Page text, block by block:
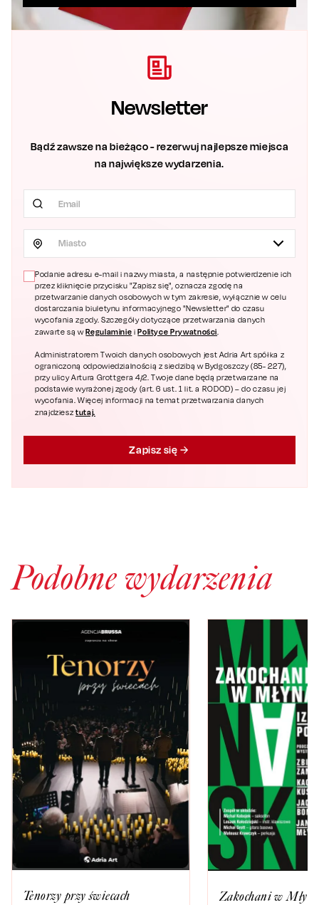
Newsletter
Bądź zawsze na bieżąco - rezerwuj najlepsze miejsca
na największe wydarzenia.
Miasto
Podanie adresu e-mail i nazwy miasta, a następnie potwierdzenie ich
przez kliknięcie przycisku "Zapisz się", oznacza zgodę na
przetwarzanie danych osobowych w tym zakresie, wyłącznie w celu
dostarczania biuletynu informacyjnego "Newsletter" do czasu
wycofania zgody. Szczegóły dotyczące przetwarzania danych
zawarte są wRegulaminie i Polityce Prywatności.
Administratorem Twoich danych osobowych jest Adria Art spółka z
ograniczoną odpowiedzialnością z siedzibą w Bydgoszczy (85- 227),
przy ulicy Artura Grottgera 4/2. Twoje dane będą przetwarzane na
podstawie wyrażonej zgody (art. 6 ust. 1 lit. a RODOD) – do czasu jej
wycofania. Więcej informacji na temat przetwarzania danych
znajdziesztutaj.
Zapisz się
Podobne wydarzenia
Tenorzy przy świecach Zakochani w